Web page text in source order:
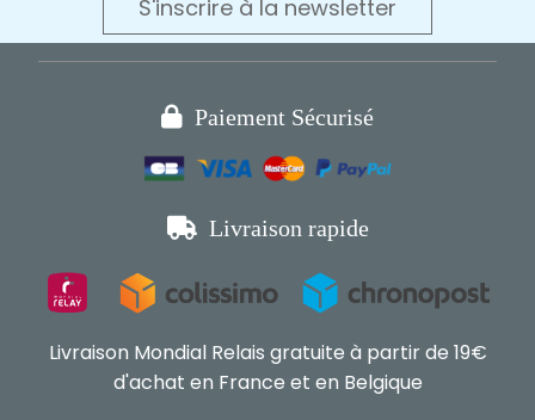
S'inscrire à la newsletter
 Paiement Sécurisé
 Livraison rapide
Livraison Mondial Relais gratuite à partir de 19€
d'achat en France et en Belgique